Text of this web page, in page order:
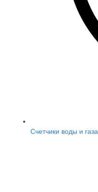
Счетчики воды и газа